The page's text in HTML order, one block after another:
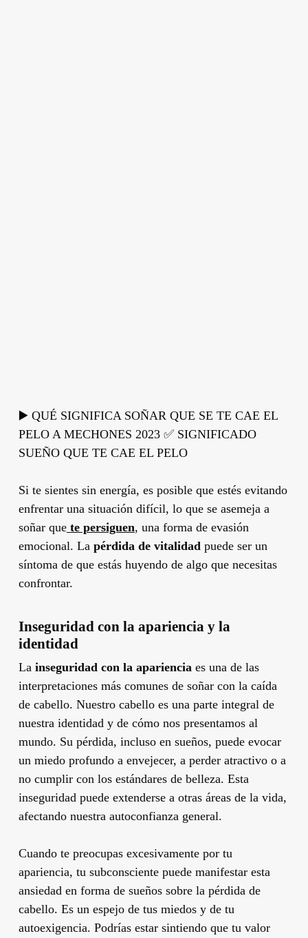
▶️ QUÉ SIGNIFICA SOÑAR QUE SE TE CAE EL
PELO A MECHONES 2023 ✅ SIGNIFICADO
SUEÑO QUE TE CAE EL PELO
Si te sientes sin energía, es posible que estés evitando
enfrentar una situación difícil, lo que se asemeja a
soñar que te persiguen, una forma de evasión
emocional. La pérdida de vitalidad puede ser un
síntoma de que estás huyendo de algo que necesitas
confrontar.
Inseguridad con la apariencia y la
identidad
La inseguridad con la apariencia es una de las
interpretaciones más comunes de soñar con la caída
de cabello. Nuestro cabello es una parte integral de
nuestra identidad y de cómo nos presentamos al
mundo. Su pérdida, incluso en sueños, puede evocar
un miedo profundo a envejecer, a perder atractivo o a
no cumplir con los estándares de belleza. Esta
inseguridad puede extenderse a otras áreas de la vida,
afectando nuestra autoconfianza general.
Cuando te preocupas excesivamente por tu
apariencia, tu subconsciente puede manifestar esta
ansiedad en forma de sueños sobre la pérdida de
cabello. Es un espejo de tus miedos y de tu
autoexigencia. Podrías estar sintiendo que tu valor